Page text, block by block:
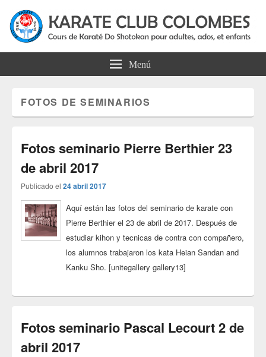
Asociación Karate Colombes
Menú
FOTOS DE SEMINARIOS
Fotos seminario Pierre Berthier 23
de abril 2017
Publicado el 24 abril 2017
Aquí están las fotos del seminario de karate con
Pierre Berthier el 23 de abril de 2017. Después de
estudiar kihon y tecnicas de contra con compañero,
los alumnos trabajaron los kata Heian Sandan and
Kanku Sho. [unitegallery gallery13]
Fotos seminario Pascal Lecourt 2 de
abril 2017